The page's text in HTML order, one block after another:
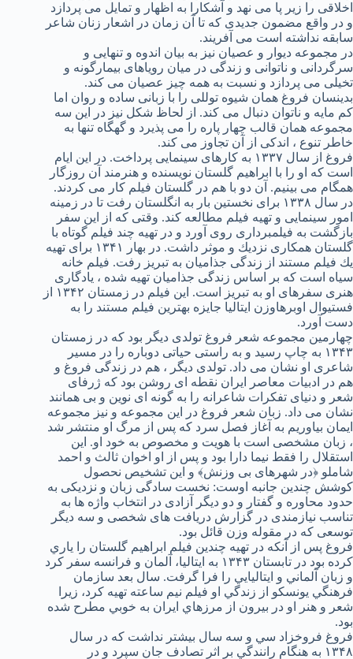
اخلاقی را زیر پا می نهد و آشکارا به اظهار و تمایل می پردازد
و در واقع مضمون جدیدی که تا آن زمان در اشعار زنان شاعر
سابقه نداشته است می آفریند.
در مجموعه ديوار و عصيان نيز به بيان اندوه و تنهايی و
سرگردانی و ناتوانی و زندگی در ميان روياهای بيمارگونه و
تخيلی می پردازد و نسبت به همه چيز عصيان می كند.
بدينسان فروغ همان شيوه توللی را با زبانی ساده و روان اما
كم مايه و ناتوان دنبال می كند. از لحاظ شكل نيز در اين سه
مجموعه همان قالب چهار پاره را می پذيرد و گهگاه تنها به
خاطر تنوع ، اندكی از آن تجاوز می كند.
فروغ از سال ۱۳۳۷ به كارهای سينمايی پرداخت. در اين ايام
است كه او را با ابراهيم گلستان نويسنده و هنرمند آن روزگار
همگام می بينيم. آن دو با هم در گلستان فيلم كار می كردند.
در سال ۱۳۳۸ برای نخستين بار به انگلستان رفت تا در زمينه
امور سينمايی و تهيه فيلم مطالعه كند. وقتی كه از اين سفر
بازگشت به فيلمبرداری روی آورد و در تهيه چند فيلم گوتاه با
گلستان همكاری نزديك و موثر داشت. در بهار ۱۳۴۱ برای تهيه
يك فيلم مستند از زندگی جذاميان به تبريز رفت. فيلم خانه
سياه است كه بر اساس زندگی جذاميان تهيه شده ، يادگاری
هنری سفرهای او به تبريز است. اين فيلم در زمستان ۱۳۴۲ از
فستيوال اوبرهاوزن ايتاليا جايزه بهترين فيلم مستند را به
دست آورد.
چهارمين مجموعه شعر فروغ تولدی ديگر بود كه در زمستان
۱۳۴۳ به چاپ رسيد و به راستی حياتی دوباره را در مسير
شاعری او نشان می داد. تولدی ديگر ، هم در زندگی فروغ و
هم در ادبيات معاصر ايران نقطه ای روشن بود كه ژرفای
شعر و دنيای تفكرات شاعرانه را به گونه ای نوين و بی همانند
نشان می داد. زبان شعر فروغ در اين مجموعه و نيز مجموعه
ایمان بياوريم به آغاز فصل سرد كه پس از مرگ او منتشر شد
، زبان مشخصی است با هويت و مخصوص به خود او. اين
استقلال را فقط نيما دارا بود و پس از او اخوان ثالث و احمد
شاملو ﴿در شهرهای بی وزنش﴾ و اين تشخيص نحصول
كوشش چندين جانبه اوست: نخست سادگی زبان و نزديكی به
حدود محاوره و گفتار و دو ديگر آزادی در انتخاب واژه ها به
تناسب نيازمندی در گزارش دريافت های شخصی و سه ديگر
توسعی كه در مقوله وزن قائل بود.
فروغ پس از آنكه در تهيه چندين فيلم ابراهيم گلستان را ياري
كرده بود در تابستان ۱۳۴۳ به ايتاليا، آلمان و فرانسه سفر كرد
و زبان آلماني و ايتاليايي را فرا گرفت. سال بعد سازمان
فرهنگي يونسكو از زندگي او فيلم نيم ساعته تهيه كرد، زيرا
شعر و هنر او در بيرون از مرزهاي ايران به خوبي مطرح شده
بود.
فروغ فروخزاد سي و سه سال بيشتر نداشت كه در سال
۱۳۴۸ به هنگام رانندگي بر اثر تصادف جان سپرد و در